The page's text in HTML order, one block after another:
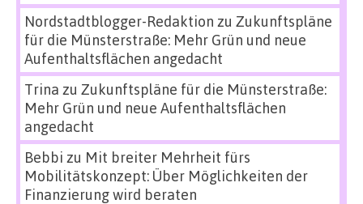
Nordstadtblogger-Redaktion zu Zukunftspläne
für die Münsterstraße: Mehr Grün und neue
Aufenthaltsflächen angedacht
Trina zu Zukunftspläne für die Münsterstraße:
Mehr Grün und neue Aufenthaltsflächen
angedacht
Bebbi zu Mit breiter Mehrheit fürs
Mobilitätskonzept: Über Möglichkeiten der
Finanzierung wird beraten